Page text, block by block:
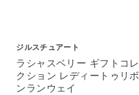
ジルスチュアート
ラシャスベリー ギフトコレ
クション レディートゥリボ
ンランウェイ